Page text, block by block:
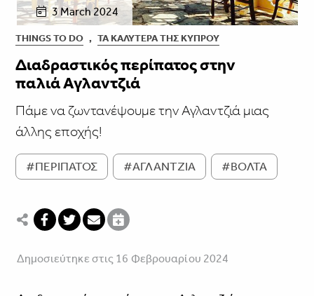
3 March 2024
THINGS TO DO , ΤΑ ΚΑΛΎΤΕΡΑ ΤΗΣ ΚΎΠΡΟΥ
Διαδραστικός περίπατος στην
παλιά Αγλαντζιά
Πάμε να ζωντανέψουμε την Αγλαντζιά μιας
άλλης εποχής!
#ΠΕΡΙΠΑΤΟΣ #ΑΓΛΑΝΤΖΙΑ #ΒΟΛΤΑ
Δημοσιεύτηκε στις 16 Φεβρουαρίου 2024